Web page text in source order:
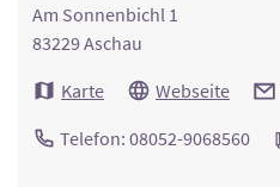
Am Sonnenbichl 1
83229 Aschau
Karte
Webseite
Telefon: 08052-9068560